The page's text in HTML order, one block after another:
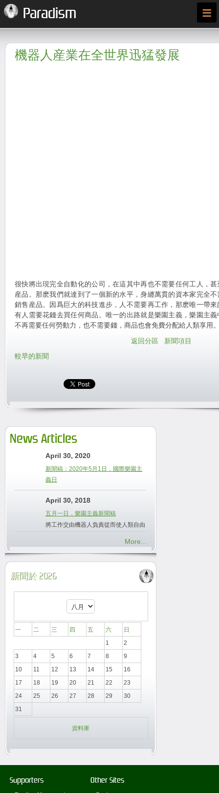
Paradism ≡
機器人産業在全世界迅猛發展
很快將出現完全自動化的公司，在這其中再也不需要任何工人，
産品。那麽我們就達到了一個新的水平，身纏萬貫的資本家完全
銷售産品。因爲巨大的科技進步，人不需要再工作，那麽唯一帶
有人需要花錢去買任何商品。唯一的出路就是樂園主義，樂園主
不再需要任何勞動力，也不需要錢，商品也會免費分配給人類享用
返回分區
新聞項目
較早的新聞
News Articles
April 30, 2020
新聞稿：2020年5月1日，國際樂園主
義日
April 30, 2018
五月一日，樂園主義新聞稿
將工作交由機器人負責從而使人類自由
More...
新聞於 2026
一 二 三 四 五 六
日
1
2
3
4 5 6 7 8
9
10
11 12 13 14 15
16
17
18 19 20 21 22
23
24
25 26 27 28 29
30
31
資料庫
Supporters Other Sites